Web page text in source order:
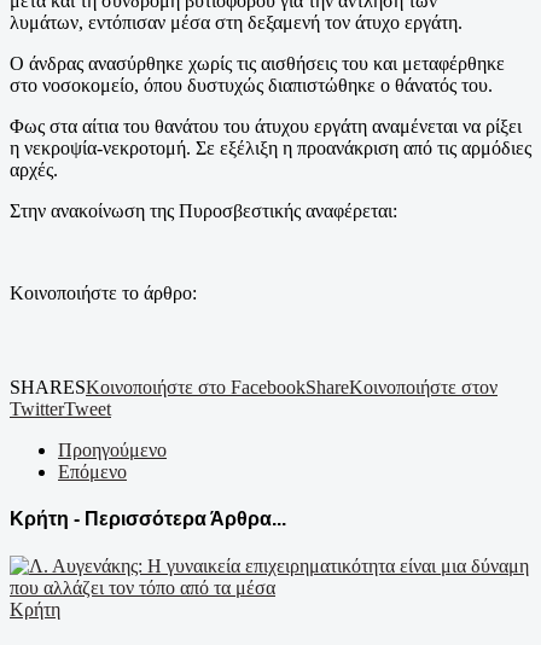
λυμάτων, εντόπισαν μέσα στη δεξαμενή τον άτυχο εργάτη.
Ο άνδρας ανασύρθηκε χωρίς τις αισθήσεις του και μεταφέρθηκε
στο νοσοκομείο, όπου δυστυχώς διαπιστώθηκε ο θάνατός του.
Φως στα αίτια του θανάτου του άτυχου εργάτη αναμένεται να ρίξει
η νεκροψία-νεκροτομή. Σε εξέλιξη η προανάκριση από τις αρμόδιες
αρχές.
Στην ανακοίνωση της Πυροσβεστικής αναφέρεται:
Κοινοποιήστε το άρθρο:
SHARESΚοινοποιήστε στο FacebookShareΚοινοποιήστε στον
TwitterTweet
Προηγούμενο
Επόμενο
Κρήτη - Περισσότερα Άρθρα...
Κρήτη